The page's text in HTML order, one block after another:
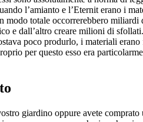
l’amianto e l’Eternit erano i
modo totale occorrerebbero miliardi
e dall’altro creare milioni di
poco produrlo, i materiali
per questo esso era
giardino oppure avete